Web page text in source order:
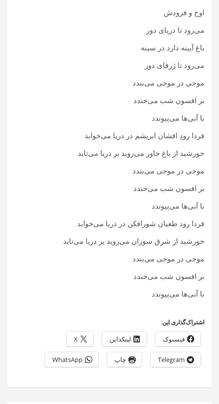
اوج و فرودش
می‌رود تا دریای دور
باغ آیینه دارد در سینه
می‌رود تا ژرفای دور
موجی در موجی می‌بندد
بر افسون شب می‌خندد
با آبی‌ها می‌پیوندد
فردا رودِ افشان ابریشم در دریا می‌خوابد
خورشید از باغ خاور می‌روید بر دریا می‌تابد
موجی در موجی می‌بندد
بر افسون شب می‌خندد
با آبی‌ها می‌پیوندد
فردا رود طغیان شورافکن در دریا می‌خوابد
خورشید از شرق سوزان می‌روید بر دریا می‌تابد
موجی در موجی می‌بندد
بر افسون شب می‌خندد
با آبی‌ها می‌پیوندد
اشتراک‌گذاری این:
فیسبوک لینکداین X
Telegram چاپ WhatsApp